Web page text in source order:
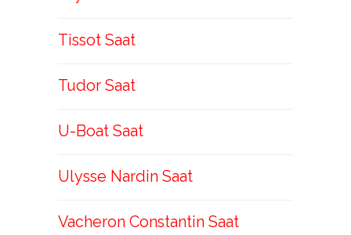
Tissot Saat
Tudor Saat
U-Boat Saat
Ulysse Nardin Saat
Vacheron Constantin Saat